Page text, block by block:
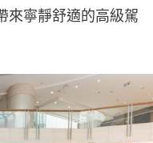
來寧靜舒適的高級駕